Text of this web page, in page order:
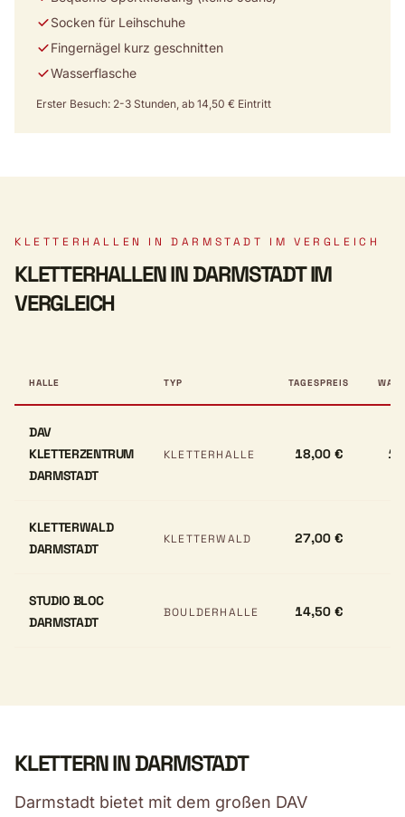
Socken für Leihschuhe
Fingernägel kurz geschnitten
Wasserflasche
Erster Besuch: 2-3 Stunden, ab 14,50 € Eintritt
KLETTERHALLEN IN DARMSTADT IM VERGLEICH
KLETTERHALLEN IN DARMSTADT IM
VERGLEICH
HALLE TYP TAGESPREIS
DAV
KLETTERZENTRUM
DARMSTADT
KLETTERHALLE 18,00 €
KLETTERWALD
DARMSTADT
KLETTERWALD 27,00 €
STUDIO BLOC
DARMSTADT
BOULDERHALLE 14,50 €
KLETTERN IN DARMSTADT
Darmstadt bietet mit dem großen DAV